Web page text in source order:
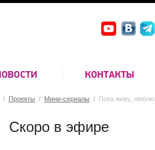
/ Проекты / Мини-сериалы / Пока живу, люблю
Скоро в эфире